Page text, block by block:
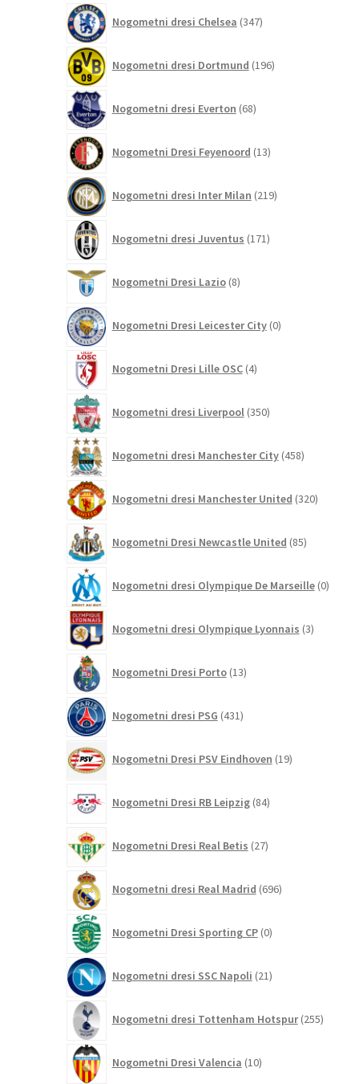
Nogometni dresi Chelsea 347izdelkov
Nogometni dresi Dortmund 196izdelkov
Nogometni dresi Everton 68izdelkov
Nogometni Dresi Feyenoord 13izdelkov
Nogometni dresi Inter Milan 219izdelkov
Nogometni dresi Juventus 171izdelkov
Nogometni Dresi Lazio 8izdelkov
Nogometni Dresi Leicester City 0izdelkov
Nogometni Dresi Lille OSC 4izdelki
Nogometni dresi Liverpool 350izdelkov
Nogometni dresi Manchester City 458izdelkov
Nogometni dresi Manchester United 320izdelkov
Nogometni Dresi Newcastle United 85izdelkov
Nogometni dresi Olympique De Marseille 0
Nogometni dresi Olympique Lyonnais 3izdelki
Nogometni Dresi Porto 13izdelkov
Nogometni dresi PSG 431izdelkov
Nogometni Dresi PSV Eindhoven 19izdelkov
Nogometni Dresi RB Leipzig 84izdelkov
Nogometni Dresi Real Betis 27izdelkov
Nogometni dresi Real Madrid 696izdelkov
Nogometni Dresi Sporting CP 0izdelkov
Nogometni dresi SSC Napoli 21izdelkov
Nogometni dresi Tottenham Hotspur 255
Nogometni Dresi Valencia 10izdelkov